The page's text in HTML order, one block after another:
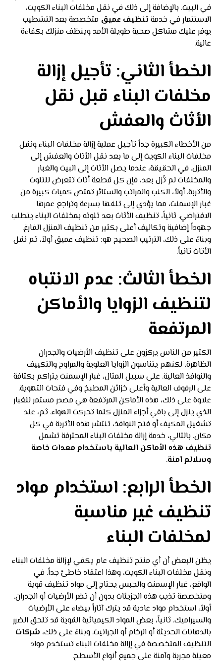
في البيت. بالإضافة إلى ذلك في نقل مخلفات البناء الكويت،
الاستثمار في خدمة تنظيف عميق متخصصة بعد التشطيب
يوفر عليك مشاكل صحية طويلة الأمد وينظف منزلك بكفاءة
عالية.
الخطأ الثاني: تأجيل إزالة
مخلفات البناء قبل نقل
الأثاث والعفش
من الأخطاء الكبيرة جداً تأجيل عملية إزالة مخلفات البناء ونقل
مخلفات البناء الكويت إلى ما بعد نقل الأثاث والعفش إلى
المنزل. في الحقيقة، عندما يصل الأثاث إلى البيت والغبار
والمخلفات لم تُزل بعد، فإن كل قطعة أثاث تتعرض للتلوث
والأتربة. أولاً، الكنب والمراتب والستائر تمتص كميات كبيرة من
غبار الإسمنت، مما يؤدي إلى تلفها بسرعة وتراجع عمرها
الافتراضي. ثانياً، تنظيف الأثاث بعد تلوثه بمخلفات البناء يتطلب
جهوداً إضافية وتكاليف أعلى بكثير من تنظيف المنزل الفارغ.
وبناءً على ذلك، الترتيب الصحيح هو: تنظيف عميق أولاً، ثم نقل
الأثاث ثانياً.
الخطأ الثالث: عدم الانتباه
لتنظيف الزوايا والأماكن
المرتفعة
الكثير من الناس يركزون على تنظيف الأرضيات والجدران
الظاهرة، لكنهم يتناسون الزوايا العلوية والمراوح والتكييف
والنوافذ العالية. على سبيل المثال، غبار الإسمنت يتراكم بكثافة
على الرفوف العالية وأعلى خزائن المطبخ وفي فتحات التهوية.
علاوة على ذلك، هذه الأماكن المرتفعة هي مصدر مستمر للغبار
الذي ينزل إلى باقي أجزاء المنزل كلما تحركت الهواء. ثم، عند
تشغيل المكيف أو فتح النوافذ، تنتشر هذه الأتربة في كل
مكان. بالتالي، خدمة إزالة مخلفات البناء المحترفة تشمل
تنظيف هذه الأماكن العالية باستخدام معدات خاصة
وسلالم آمنة.
الخطأ الرابع: استخدام مواد
تنظيف غير مناسبة
لمخلفات البناء
يظن البعض أن أي منتج تنظيف عام يكفي لإزالة مخلفات البناء
ونقل مخلفات البناء الكويت، وهذا اعتقاد خاطئ جداً. في
الواقع، غبار الإسمنت والجبس يحتاج إلى مواد تنظيف قوية
ومتخصصة تذيب هذه الجزيئات بدون أن تضر الأرضيات أو الجدران.
أولاً، استخدام مواد عادية قد يترك آثاراً بيضاء على الأرضيات
والسيراميك. ثانياً، بعض المواد الكيميائية القوية قد تلحق الضرر
بالدهانات الحديثة أو الرخام أو الجرانيت. وبناءً على ذلك، شركات
التنظيف المتخصصة في إزالة مخلفات البناء تستخدم مواد
معينة مجربة وآمنة على جميع أنواع الأسطح.